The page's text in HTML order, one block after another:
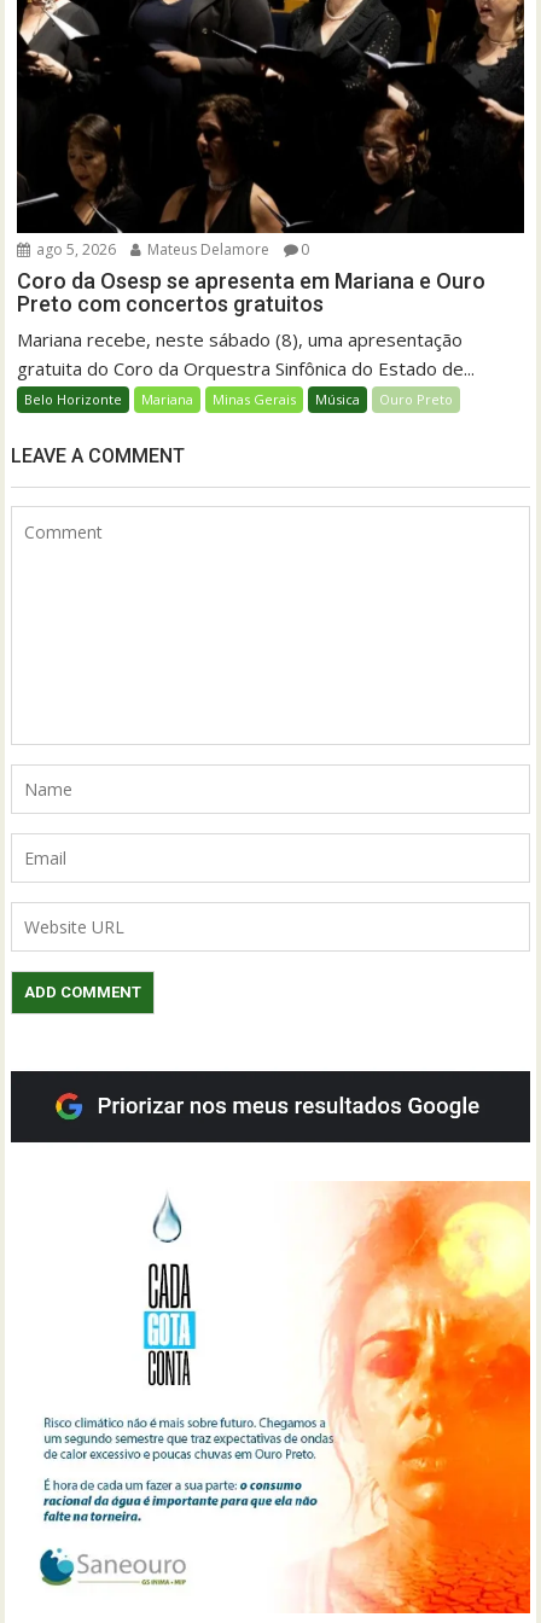
ago 5, 2026 Mateus Delamore 0
Coro da Osesp se apresenta em Mariana e Ouro
Preto com concertos gratuitos
Mariana recebe, neste sábado (8), uma apresentação
gratuita do Coro da Orquestra Sinfônica do Estado de...
Belo Horizonte Mariana Minas Gerais Música Ouro Preto
LEAVE A COMMENT